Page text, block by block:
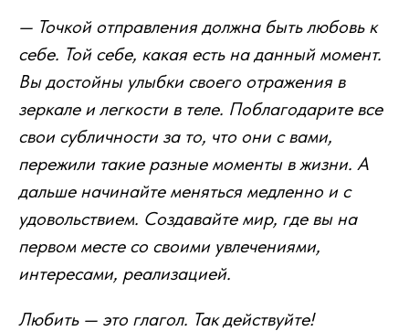
— Точкой отправления должна быть любовь к
себе. Той себе, какая есть на данный момент.
Вы достойны улыбки своего отражения в
зеркале и легкости в теле. Поблагодарите все
свои субличности за то, что они с вами,
пережили такие разные моменты в жизни. А
дальше начинайте меняться медленно и с
удовольствием. Создавайте мир, где вы на
первом месте со своими увлечениями,
интересами, реализацией.
Любить — это глагол. Так действуйте!